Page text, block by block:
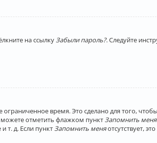
на ссылкуЗабыли пароль?. Следуйте
время. Это сделано для того,
отметить флажком пункт Запомнить меня
т. д. Если пункт Запомнить меняотсутствует,